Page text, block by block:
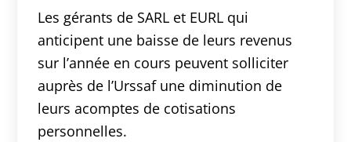
Les gérants de SARL et EURL qui
anticipent une baisse de leurs revenus
sur l’année en cours peuvent solliciter
auprès de l’Urssaf une diminution de
leurs acomptes de cotisations
personnelles.